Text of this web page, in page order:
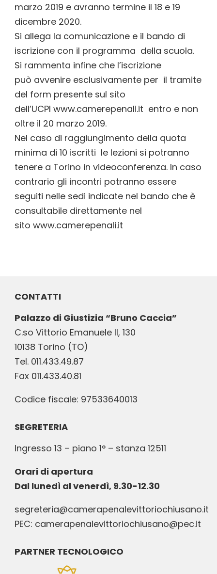
marzo 2019 e avranno termine il 18 e 19
dicembre 2020.
Si allega la comunicazione e il bando di
iscrizione con il programma della scuola.
Si rammenta infine che l’iscrizione
può avvenire esclusivamente per il tramite
del form presente sul sito
dell’UCPI www.camerepenali.it entro e non
oltre il 20 marzo 2019.
Nel caso di raggiungimento della quota
minima di 10 iscritti le lezioni si potranno
tenere a Torino in videoconferenza. In caso
contrario gli incontri potranno essere
seguiti nelle sedi indicate nel bando che è
consultabile direttamente nel
sito www.camerepenali.it
CONTATTI
Palazzo di Giustizia “Bruno Caccia”
C.so Vittorio Emanuele II, 130
10138 Torino (TO)
Tel. 011.433.49.87
Fax 011.433.40.81
Codice fiscale: 97533640013
SEGRETERIA
Ingresso 13 – piano 1° – stanza 12511
Orari di apertura
Dal lunedì al venerdì, 9.30-12.30
segreteria@camerapenalevittoriochiusano.it
PEC: camerapenalevittoriochiusano@pec.it
PARTNER TECNOLOGICO